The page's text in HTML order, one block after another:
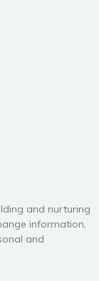
and nurturing
information,
and